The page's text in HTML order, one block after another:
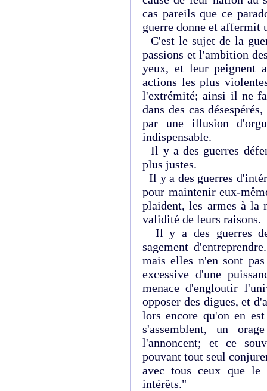
cas pareils que ce
guerre donne et affermit
C'est le sujet de la
passions et l'ambition
yeux, et leur peignent
actions les plus
l'extrémité; ainsi il ne
dans des cas
par une illusion
indispensable.
Il y a des guerres
plus justes.
Il y a des guerres
pour maintenir eux-
plaident, les armes à la
validité de leurs raisons.
Il y a des guerres
sagement
mais elles n'en sont
excessive d'une
menace d'engloutir
opposer des digues, et
lors encore qu'on en
s'assemblent, un
l'annoncent; et ce
pouvant tout seul
avec tous ceux que le
intérêts."